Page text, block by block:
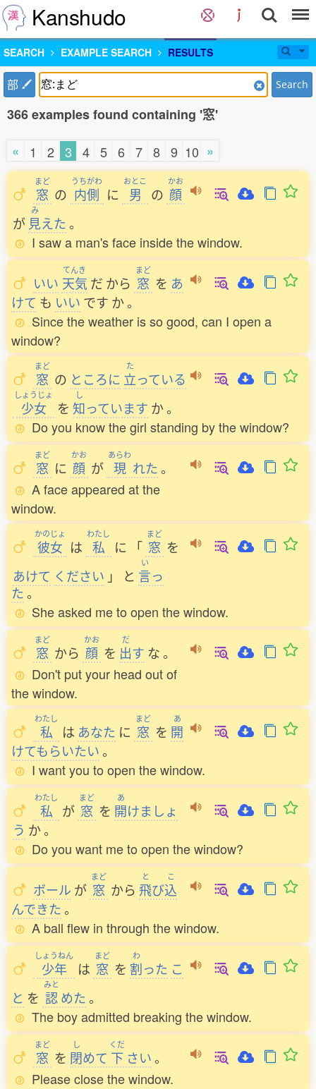
Kanshudo
SEARCH EXAMPLE SEARCH RESULTS
部 Search
366 examples found containing '窓'
« 1 2 3 4 5 6 7 8 9 10 »
まど
窓 の
うちがわ
内側 に
おとこ
男 の
かお
顔
が
み
見えた。
I saw a man's face inside the window.
いい
てんき
天気 だ から
まど
窓 を あ
けて も いい です か。
Since the weather is so good, can I open a
window?
まど
窓 の ところに
た
立っている
しょうじょ
少女 を
し
知っています か。
Do you know the girl standing by the window?
まど
窓 に
かお
顔 が
あらわ
現 れた。
A face appeared at the
window.
かのじょ
彼女 は
わたし
私 に 「
まど
窓 を
あけて ください 」 と
い
言っ
た。
She asked me to open the window.
まど
窓 から
かお
顔 を
だ
出す な。
Don't put your head out of
the window.
わたし
私 は あなた に
まど
窓 を
あ
開
けてもらいたい。
I want you to open the window.
わたし
私 が
まど
窓 を
あ
開けましょ
う か。
Do you want me to open the window?
ボール が
まど
窓 から
と
飛び
こ
込
んできた。
A ball flew in through the window.
しょうねん
少年 は
まど
窓 を
わ
割った こ
と を
みと
認めた。
The boy admitted breaking the window.
まど
窓 を
し
閉めて
くだ
下 さい。
Please close the window.